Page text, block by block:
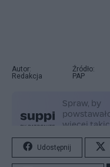
Autor:
Redakcja
Źródło:
PAP
Udostępnij